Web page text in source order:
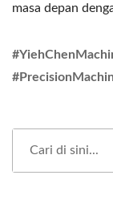
masa depan